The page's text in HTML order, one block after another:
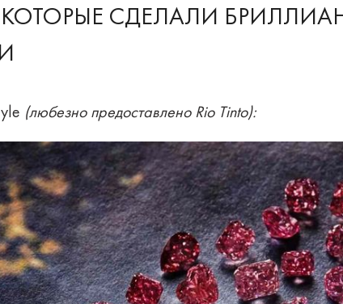
СДЕЛАЛИ
(любезно предоставлено Rio Tinto):